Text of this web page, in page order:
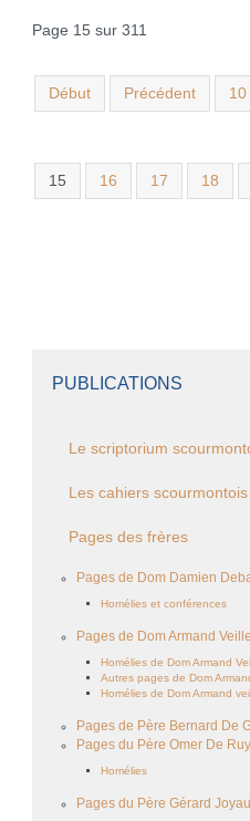
Page 15 sur 311
Début Précédent 10
15 16 17 18
PUBLICATIONS
Le scriptorium
Les cahiers scourmontois
Pages des frères
Pages de Dom Damien
Homélies et conférences
Pages de Dom Armand
Homélies de Dom Armand
Autres pages de Dom
Homélies de Dom Armand
Pages de Père Bernard De
Pages du Père Omer De
Homélies
Pages du Père Gérard Joyau